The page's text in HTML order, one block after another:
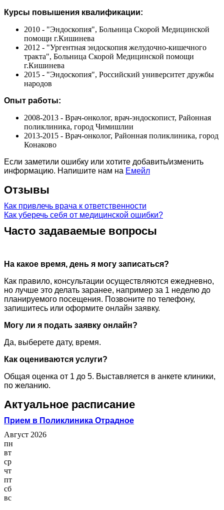
Курсы повышения квалификации:
2010 - "Эндоскопия", Больница Скорой Медицинской
помощи г.Кишинева
2012 - "Ургентная эндоскопия желудочно-кишечного
тракта", Больница Скорой Медицинской помощи
г.Кишинева
2015 - "Эндоскопия", Российский университет дружбы
народов
Опыт работы:
2008-2013 - Врач-онколог, врач-эндоскопист, Районная
поликлиника, город Чимишлии
2013-2015 - Врач-онколог, Районная поликлиника, город
Конаково
Если заметили ошибку или хотите добавить/изменить
информацию. Напишите нам на Емейл
Отзывы
Как привлечь врача к ответственности
Как уберечь себя от медицинской ошибки?
Часто задаваемые вопросы
На какое время, день я могу записаться?
Как правило, консультации осуществляются ежедневно,
но лучше это делать заранее, например за 1 неделю до
планируемого посещения. Позвоните по телефону,
запишитесь или оформите онлайн заявку.
Могу ли я подать заявку онлайн?
Да, выберете дату, время.
Как оцениваются услуги?
Общая оценка от 1 до 5. Выставляется в анкете клиники,
по желанию.
Актуальное расписание
Прием в Поликлиника Отрадное
Август 2026
пн
вт
ср
чт
пт
сб
вс